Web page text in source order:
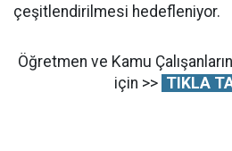
çeşitlendirilmesi hedefleniyor.
Öğretmen ve Kamu
için >> TIKLA